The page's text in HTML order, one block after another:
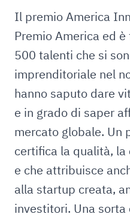
Il premio America
Premio America ed
500 talenti che si
imprenditoriale nel
hanno saputo dare
e in grado di saper
mercato globale. Un
certifica la qualità,
e che attribuisce
alla startup creata,
investitori. Una